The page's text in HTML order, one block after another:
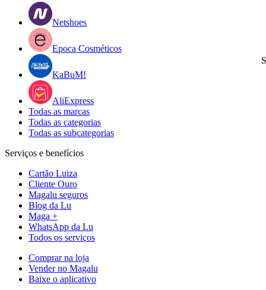
Netshoes
Epoca Cosméticos
KaBuM!
AliExpress
Todas as marcas
Todas as categorias
Todas as subcategorias
Serviços e benefícios
Cartão Luiza
Cliente Ouro
Magalu seguros
Blog da Lu
Maga +
WhatsApp da Lu
Todos os serviços
Comprar na loja
Vender no Magalu
Baixe o aplicativo